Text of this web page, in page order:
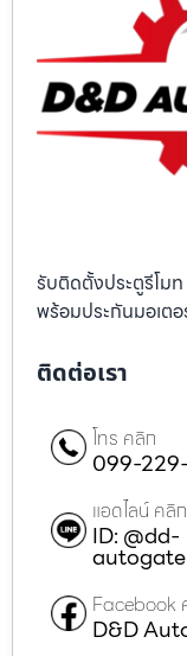
รับติดตั้งประตูรีโม
พร้อมประกันมอเต
ติดต่อเรา
โทร คลิก
099-
แอดไลน์ คลิก
ID: @dd-
autogate
Facebook
D&D